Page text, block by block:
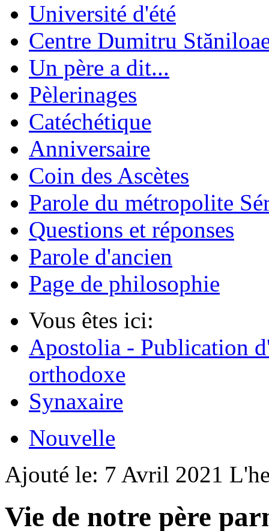
Université d'été
Centre Dumitru
Un père a dit...
Pèlerinages
Catéchétique
Anniversaire
Coin des Ascètes
Parole du métropolite
Questions et réponses
Parole d'ancien
Page de philosophie
Vous êtes ici:
Apostolia - Publication
orthodoxe
Synaxaire
Nouvelle
Ajouté le: 7 Avril 2021
Vie de notre père